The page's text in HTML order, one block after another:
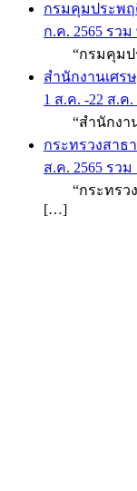
กรมคุมประพฤ
ก.ค. 2565 รวม
“กรมคุมประ
สำนักงานเศร
1 ส.ค. -22 ส.ค.
“สำนักงานเ
กระทรวงสาธ
ส.ค. 2565 รวม
“กระทรวงส
[…]